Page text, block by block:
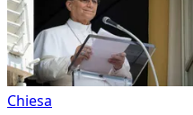
Chiesa